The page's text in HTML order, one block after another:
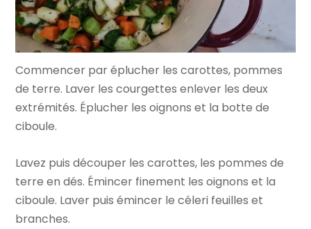
Commencer par éplucher les carottes, pommes
de terre. Laver les courgettes enlever les deux
extrémités. Éplucher les oignons et la botte de
ciboule.
Lavez puis découper les carottes, les pommes de
terre en dés. Émincer finement les oignons et la
ciboule. Laver puis émincer le céleri feuilles et
branches.